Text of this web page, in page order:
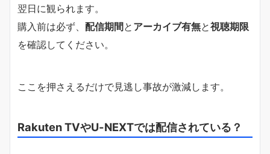
翌日に観られます。
購入前は必ず、 配信期間 と アーカイブ有無と視聴期限
を確認してください。
ここを押さえるだけで見逃し事故が激減します。
Rakuten TVやU-NEXTでは配信されている？